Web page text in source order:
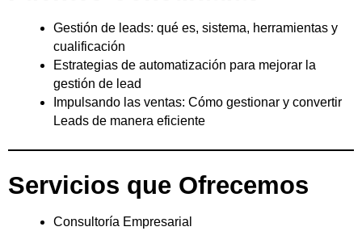
Gestión de leads: qué es, sistema, herramientas y
cualificación
Estrategias de automatización para mejorar la
gestión de lead
Impulsando las ventas: Cómo gestionar y convertir
Leads de manera eficiente
Servicios que Ofrecemos
Consultoría Empresarial